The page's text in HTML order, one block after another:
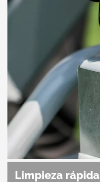
Limpieza rápida